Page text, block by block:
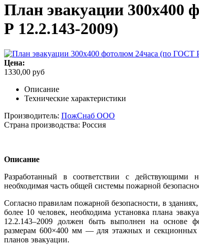
План эвакуации
Р 12.2.143-2009)
Цена:
1330,00 руб
Описание
Технические характеристики
Производитель: ПожСнаб ООО
Страна производства: Россия
Описание
Разработанный в соответствии с
необходимая часть общей системы пожарной
Согласно правилам пожарной безопасности, в
более 10 человек, необходима установка плана
12.2.143–2009 должен быть выполнен на основе
размерам 600×400 мм — для этажных и
планов эвакуации.